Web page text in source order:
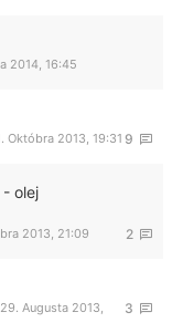
2014, 16:45
9
Októbra 2013, 19:31
- olej
2
2013, 21:09
3
Augusta 2013,